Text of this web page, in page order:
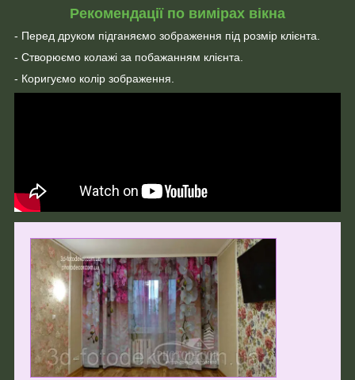
Рекомендації по вимірах вікна
- Перед друком підганяємо зображення під розмір клієнта.
- Створюємо колажі за побажанням клієнта.
- Коригуємо колір зображення.